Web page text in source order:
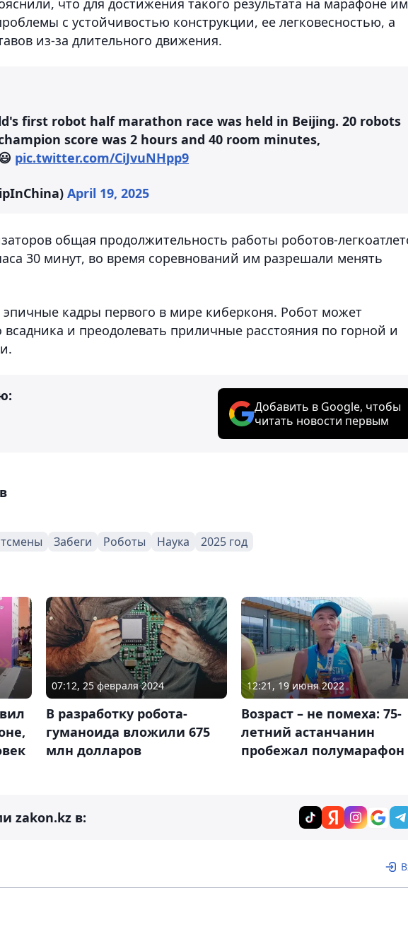
с устойчивостью конструкции, ее легковесностью, а
из-за длительного движения.
first robot half marathon race was held in Beijing. 20 robots
score was 2 hours and 40 room minutes,
pic.twitter.com/CiJvuNHpp9
April 19, 2025
общая продолжительность работы роботов-
30 минут, во время соревнований им разрешали менять
эпичные кадры первого в мире киберконя. Робот может
и преодолевать приличные расстояния по горной и
Добавить в Google, чтобы
читать новости первым
Забеги Роботы Наука 2025 год
07:12, 25 февраля 2024
В разработку робота-
гуманоида вложили 675
млн долларов
12:21, 19 июня 2022
Возраст – не помеха: 75-
летний астанчанин
пробежал полумарафон
zakon.kz в: